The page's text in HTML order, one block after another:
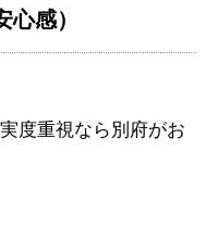
心感）
度重視なら別府がお